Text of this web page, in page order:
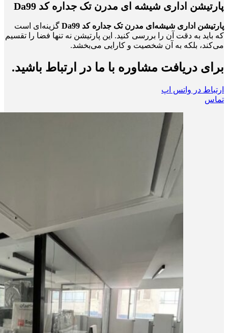
پارتیشن اداری شیشه ای مدرن تک جداره کد Da99
پارتیشن اداری شیشه‌ای مدرن تک جداره کد Da99
گزینه‌ای است
که باید به دقت آن را بررسی کنید. این پارتیشن نه تنها فضا را تقسیم
می‌کند، بلکه به آن شخصیت و کارایی می‌بخشد.
برای دریافت مشاوره با ما در ارتباط باشید.
ارتباط در واتس اپ
تماس